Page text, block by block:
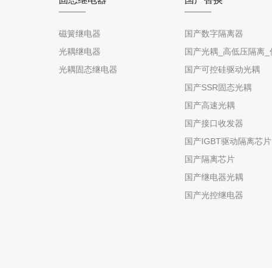
磁簧继电器
光耦继电器
光耦固态继电器
国产数字隔离器
国产可控硅驱动光耦
国产SSR固态光耦
国产高速光耦
国产接口收发器
国产IGBT驱动隔离芯片
国产隔离芯片
国产继电器光耦
国产光控继电器